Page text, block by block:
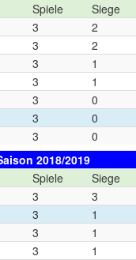
Spiele Siege
3 2
3 2
3 1
3 1
3 0
3 0
3 0
2018/2019
Spiele Siege
3 3
3 1
3 1
3 1